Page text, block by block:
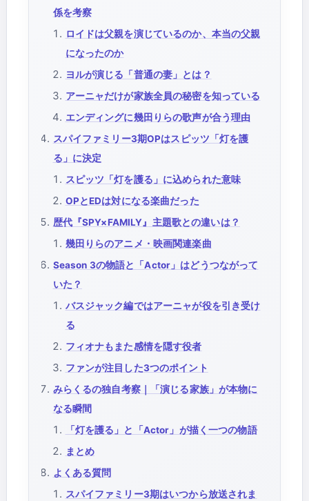
係を考察
ロイドは父親を演じているのか、本当の父親
になったのか
ヨルが演じる「普通の妻」とは？
アーニャだけが家族全員の秘密を知っている
エンディングに幾田りらの歌声が合う理由
スパイファミリー3期OPはスピッツ「灯を護
る」に決定
スピッツ「灯を護る」に込められた意味
OPとEDは対になる楽曲だった
歴代『SPY×FAMILY』主題歌との違いは？
幾田りらのアニメ・映画関連楽曲
Season 3の物語と「Actor」はどうつながって
いた？
バスジャック編ではアーニャが役を引き受け
る
フィオナもまた感情を隠す役者
ファンが注目した3つのポイント
みらくるの独自考察｜「演じる家族」が本物に
なる瞬間
「灯を護る」と「Actor」が描く一つの物語
まとめ
よくある質問
スパイファミリー3期はいつから放送されま